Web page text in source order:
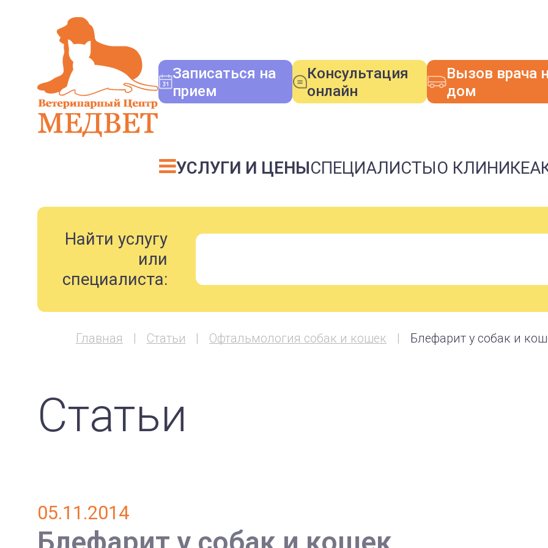
Записаться на
прием
Консультация
онлайн
Вызов врача
дом
УСЛУГИ И ЦЕНЫСПЕЦИАЛИСТЫО КЛИНИКЕ
Найти услугу
или
специалиста:
Главная Статьи Офтальмология собак и кошек Блефарит у собак и
Статьи
05.11.2014